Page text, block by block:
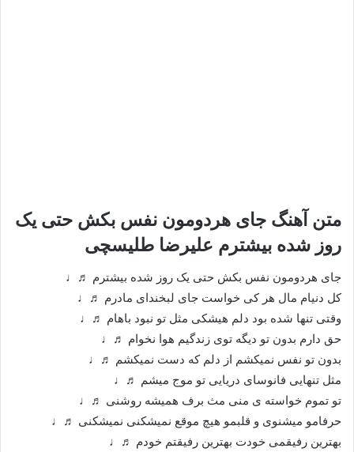
متن آهنگ جای هردومون نفس بکش حتی یک
روز شده بیشترم علیرضا طلیسچی
جای هردومون نفس بکش حتی یک روز شده بیشترم ♬♩
کل دنیام مال هر کی خواست جای لبخندای مادرم ♬♩
وقتی تنها شده بود دلم هیشکی مثل تو نبود باهام ♬♩
حق دارم بدون تو دیگه توی زندگیم هوا نخوام ♬♩
بدون تو نفس نمیکشم از دلم که دست نمیکشم ♬♩
مثل تنهایی فانوسای دریایی تو موج میشم ♬♩
تو تموم خواسته ی منی مث برف همیشه روشنی ♬♩
حرفامو میشنوی و قلبمو هیچ موقع نمیشکنی نمیشکنی ♬♩
بهترین رفیقمی خودت بهترین رفیقتم خودم ♬♩